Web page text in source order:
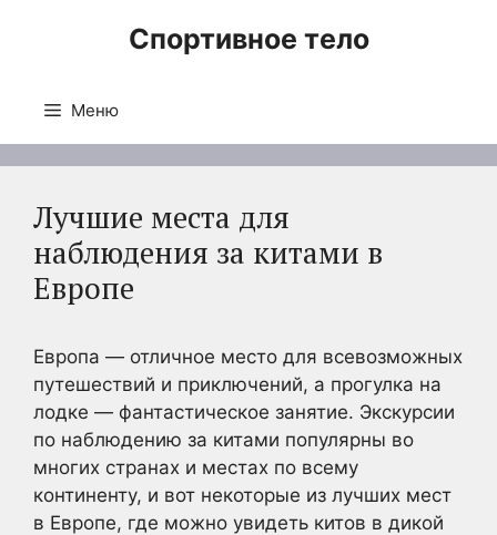
Спортивное тело
Меню
Лучшие места для
наблюдения за китами в
Европе
Европа — отличное место для всевозможных
путешествий и приключений, а прогулка на
лодке — фантастическое занятие. Экскурсии
по наблюдению за китами популярны во
многих странах и местах по всему
континенту, и вот некоторые из лучших мест
в Европе, где можно увидеть китов в дикой